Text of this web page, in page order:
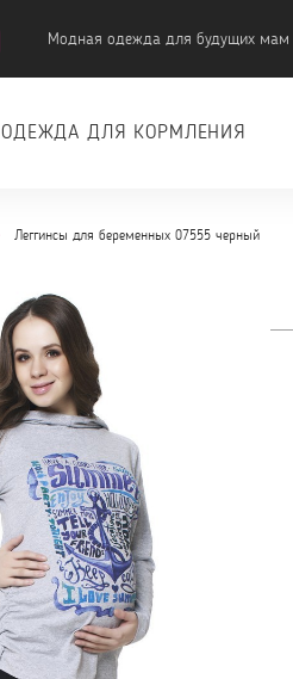
Модная одежда для будущих мам
ОДЕЖДА ДЛЯ КОРМЛЕНИЯ
Леггинсы для беременных 07555 черный